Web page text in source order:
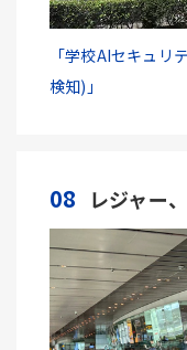
「学校AIセキュリ
検知)」
08 レジャー